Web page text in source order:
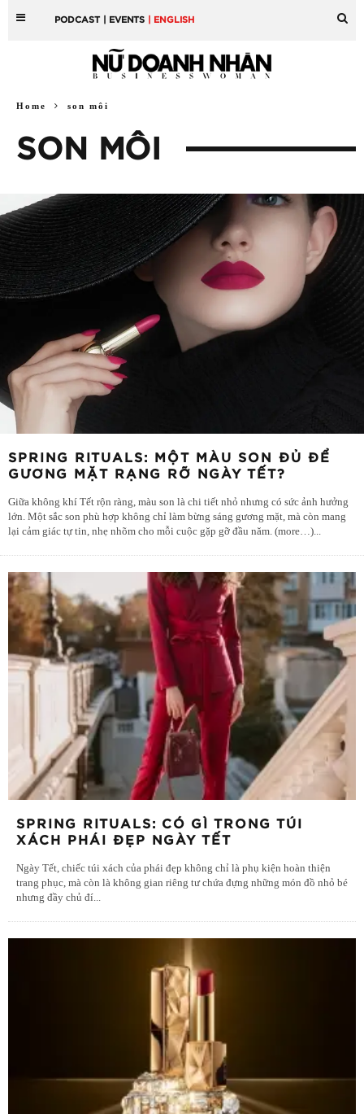
PODCAST | EVENTS | ENGLISH
Home son môi
SON MÔI
SPRING RITUALS: MỘT MÀU SON ĐỦ ĐỂ
GƯƠNG MẶT RẠNG RỠ NGÀY TẾT?
Giữa không khí Tết rộn ràng, màu son là chi tiết nhỏ nhưng có sức ảnh hưởng
lớn. Một sắc son phù hợp không chỉ làm bừng sáng gương mặt, mà còn mang
lại cảm giác tự tin, nhẹ nhõm cho mỗi cuộc gặp gỡ đầu năm. (more…)...
SPRING RITUALS: CÓ GÌ TRONG TÚI
XÁCH PHÁI ĐẸP NGÀY TẾT
Ngày Tết, chiếc túi xách của phái đẹp không chỉ là phụ kiện hoàn thiện
trang phục, mà còn là không gian riêng tư chứa đựng những món đồ nhỏ bé
nhưng đầy chủ đí...